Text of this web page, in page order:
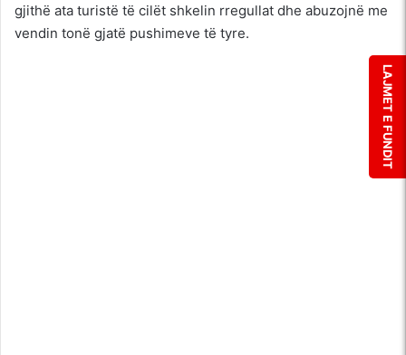
gjithë ata turistë të cilët shkelin rregullat dhe abuzojnë me
vendin tonë gjatë pushimeve të tyre.
LAJMET E FUNDIT